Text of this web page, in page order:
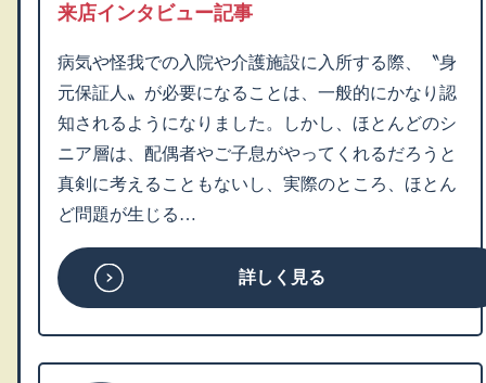
来店インタビュー記事
病気や怪我での入院や介護施設に入所する際、〝身
元保証人〟が必要になることは、一般的にかなり認
知されるようになりました。しかし、ほとんどのシ
ニア層は、配偶者やご子息がやってくれるだろうと
真剣に考えることもないし、実際のところ、ほとん
ど問題が生じる…
詳しく見る